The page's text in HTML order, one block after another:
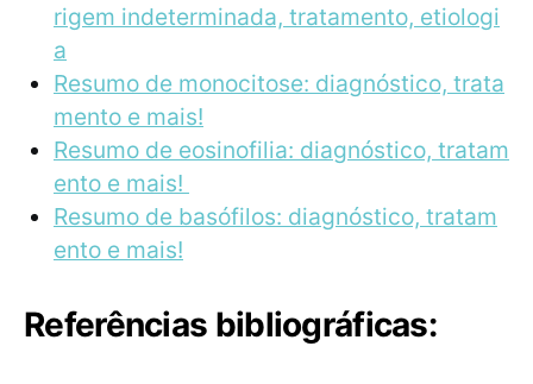
rigem indeterminada, tratamento, etiologi
a
Resumo de monocitose: diagnóstico, trata
mento e mais!
Resumo de eosinofilia: diagnóstico, tratam
ento e mais!
Resumo de basófilos: diagnóstico, tratam
ento e mais!
Referências bibliográficas: